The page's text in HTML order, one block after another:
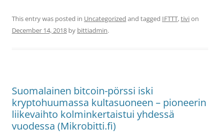
This entry was posted in Uncategorized and tagged IFTTT,tivion
December 14, 2018 by bittiadmin.
Suomalainen bitcoin-pörssi iski
kryptohuumassa kultasuoneen – pioneerin
liikevaihto kolminkertaistui yhdessä
vuodessa (Mikrobitti.fi)